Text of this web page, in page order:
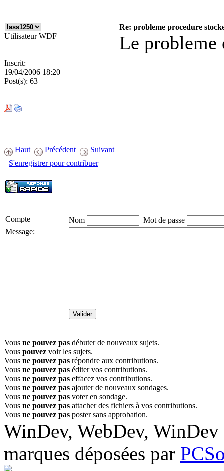
Re: probleme procedure
Utilisateur WDF
Inscrit:
19/04/2006 18:20
Post(s): 63
Le probleme
Haut Précédent
Suivant
S'enregistrer pour contribuer
Compte Nom
Mot de passe
Message:
Vous ne pouvez pas débuter de nouveaux sujets.
Vous pouvez voir les sujets.
Vous ne pouvez pas répondre aux contributions.
Vous ne pouvez pas éditer vos contributions.
Vous ne pouvez pas effacez vos contributions.
Vous ne pouvez pas ajouter de nouveaux sondages.
Vous ne pouvez pas voter en sondage.
Vous ne pouvez pas attacher des fichiers à vos contributions.
Vous ne pouvez pas poster sans approbation.
WinDev, WebDev,
marques déposées par